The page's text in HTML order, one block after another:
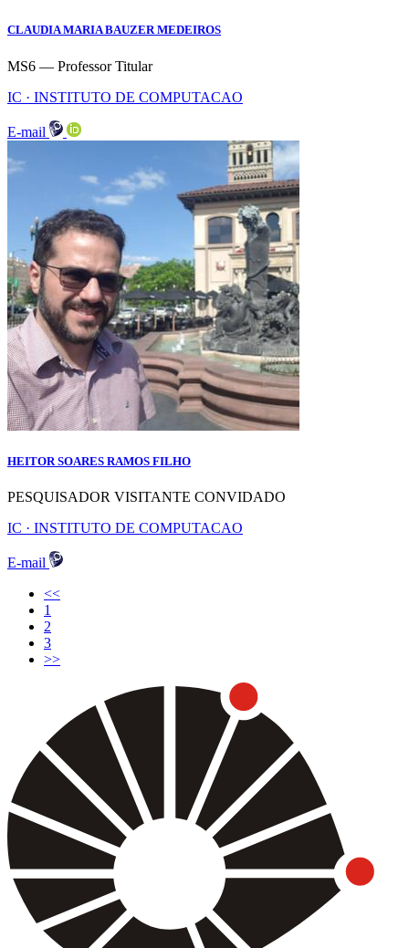
CLAUDIA MARIA BAUZER MEDEIROS
MS6 — Professor Titular
IC · INSTITUTO DE COMPUTACAO
E-mail
HEITOR SOARES RAMOS FILHO
PESQUISADOR VISITANTE CONVIDADO
IC · INSTITUTO DE COMPUTACAO
E-mail
<<
1
2
3
>>